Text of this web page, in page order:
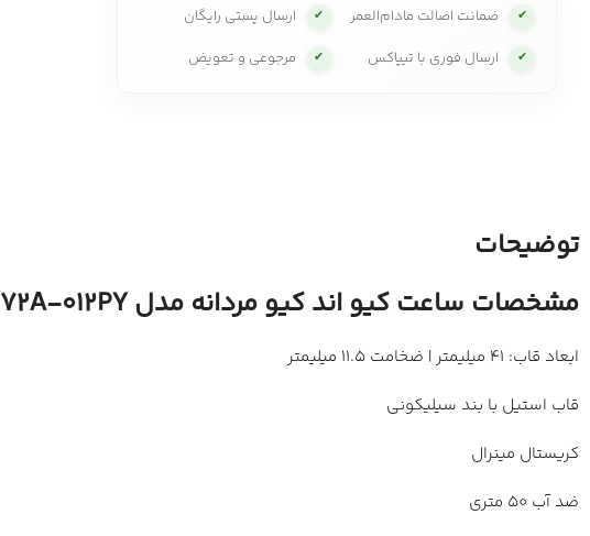
✔ ضمانت اصالت مادام‌العمر ✔ ارسال پستی رایگان
✔ ارسال فوری با تیپاکس ✔ مرجوعی و تعویض
توضیحات
مشخصات ساعت کیو اند کیو مردانه مدل C72A-012PY
ابعاد قاب: 41 میلیمتر | ضخامت 11.5 میلیمتر
قاب استیل با بند سیلیکونی
کریستال مینرال
ضد آب 50 متری